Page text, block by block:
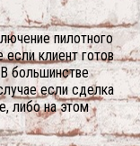
пилотного
клиент готов
большинстве
если сделка
либо на этом